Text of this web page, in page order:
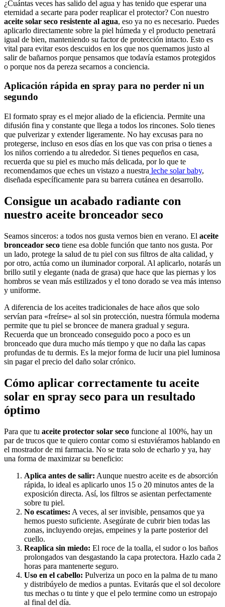
¿Cuántas veces has salido del agua y has tenido que esperar una
eternidad a secarte para poder reaplicar el protector? Con nuestro
aceite solar seco resistente al agua, eso ya no es necesario. Puedes
aplicarlo directamente sobre la piel húmeda y el producto penetrará
igual de bien, manteniendo su factor de protección intacto. Esto es
vital para evitar esos descuidos en los que nos quemamos justo al
salir de bañarnos porque pensamos que todavía estamos protegidos
o porque nos da pereza secarnos a conciencia.
Aplicación rápida en spray para no perder ni un
segundo
El formato spray es el mejor aliado de la eficiencia. Permite una
difusión fina y constante que llega a todos los rincones. Solo tienes
que pulverizar y extender ligeramente. No hay excusas para no
protegerse, incluso en esos días en los que vas con prisa o tienes a
los niños corriendo a tu alrededor. Si tienes pequeños en casa,
recuerda que su piel es mucho más delicada, por lo que te
recomendamos que eches un vistazo a nuestra leche solar baby,
diseñada específicamente para su barrera cutánea en desarrollo.
Consigue un acabado radiante con
nuestro aceite bronceador seco
Seamos sinceros: a todos nos gusta vernos bien en verano. El aceite
bronceador seco tiene esa doble función que tanto nos gusta. Por
un lado, protege la salud de tu piel con sus filtros de alta calidad, y
por otro, actúa como un iluminador corporal. Al aplicarlo, notarás un
brillo sutil y elegante (nada de grasa) que hace que las piernas y los
hombros se vean más estilizados y el tono dorado se vea más intenso
y uniforme.
A diferencia de los aceites tradicionales de hace años que solo
servían para «freírse» al sol sin protección, nuestra fórmula moderna
permite que tu piel se broncee de manera gradual y segura.
Recuerda que un bronceado conseguido poco a poco es un
bronceado que dura mucho más tiempo y que no daña las capas
profundas de tu dermis. Es la mejor forma de lucir una piel luminosa
sin pagar el precio del daño solar crónico.
Cómo aplicar correctamente tu aceite
solar en spray seco para un resultado
óptimo
Para que tu aceite protector solar seco funcione al 100%, hay un
par de trucos que te quiero contar como si estuviéramos hablando en
el mostrador de mi farmacia. No se trata solo de echarlo y ya, hay
una forma de maximizar su beneficio:
Aplica antes de salir: Aunque nuestro aceite es de absorción
rápida, lo ideal es aplicarlo unos 15 o 20 minutos antes de la
exposición directa. Así, los filtros se asientan perfectamente
sobre tu piel.
No escatimes: A veces, al ser invisible, pensamos que ya
hemos puesto suficiente. Asegúrate de cubrir bien todas las
zonas, incluyendo orejas, empeines y la parte posterior del
cuello.
Reaplica sin miedo: El roce de la toalla, el sudor o los baños
prolongados van desgastando la capa protectora. Hazlo cada 2
horas para mantenerte seguro.
Uso en el cabello: Pulveriza un poco en la palma de tu mano
y distribúyelo de medios a puntas. Evitarás que el sol decolore
tus mechas o tu tinte y que el pelo termine como un estropajo
al final del día.